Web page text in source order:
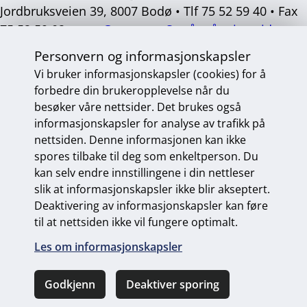
Personvern og informasjonskapsler
Vi bruker informasjonskapsler (cookies) for å
forbedre din brukeropplevelse når du
besøker våre nettsider. Det brukes også
informasjonskapsler for analyse av trafikk på
nettsiden. Denne informasjonen kan ikke
spores tilbake til deg som enkeltperson. Du
kan selv endre innstillingene i din nettleser
slik at informasjonskapsler ikke blir akseptert.
Deaktivering av informasjonskapsler kan føre
til at nettsiden ikke vil fungere optimalt.
Les om informasjonskapsler
Godkjenn Deaktiver sporing
Ring oss Kontakt oss
Jordbruksveien 39, 8007 Bodø • Tlf 75 52 59 40 • Fax
75 52 59 02 •post@mvas.no Se våre åpningstider
Sosiale
medier
Personvern og informasjonskapsler
Endre personvernsinnstillinger
Universelt utformet nettside fra Digitalt Byrå